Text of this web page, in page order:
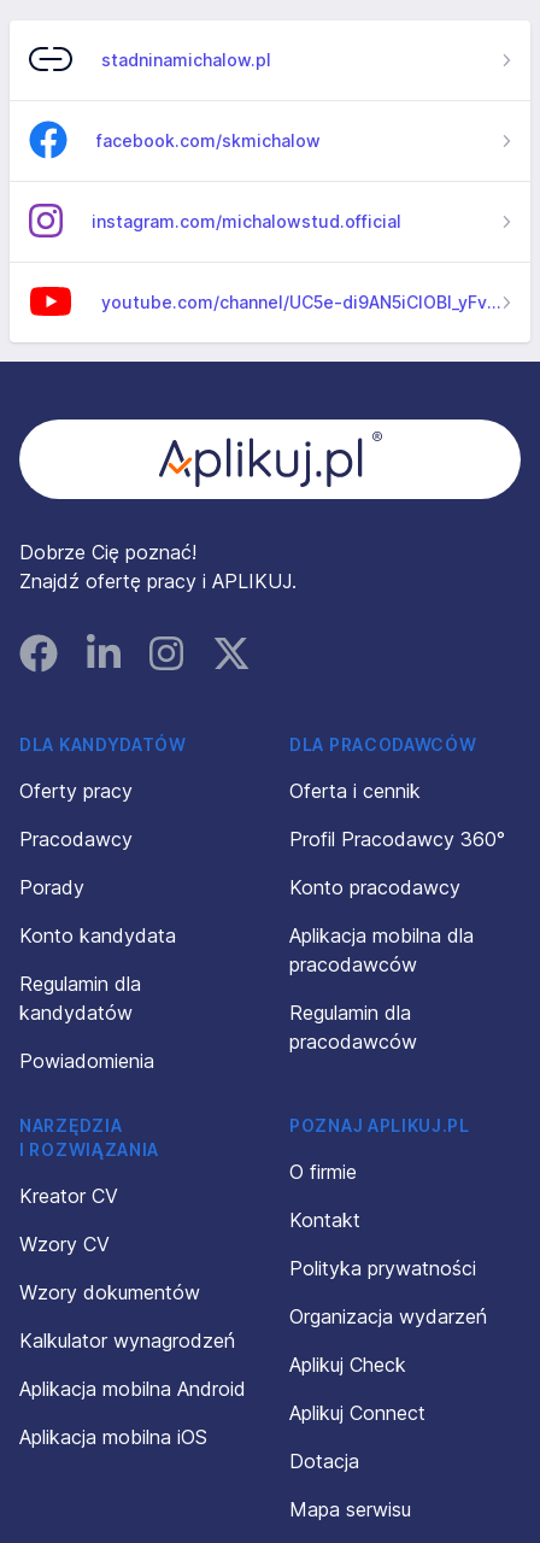
stadninamichalow.pl
facebook.com/skmichalow
instagram.com/michalowstud.official
youtube.com/channel/UC5e-di9AN5iCIOBl_yFv8pQ
Dobrze Cię poznać!
Znajdź ofertę pracy i APLIKUJ.
FacebookLinked InInstagramInstagram
DLA KANDYDATÓW
Oferty pracy
Pracodawcy
Porady
Konto kandydata
Regulamin dla
kandydatów
Powiadomienia
DLA PRACODAWCÓW
Oferta i cennik
Profil Pracodawcy 360°
Konto pracodawcy
Aplikacja mobilna dla
pracodawców
Regulamin dla
pracodawców
NARZĘDZIA
I ROZWIĄZANIA
Kreator CV
Wzory CV
Wzory dokumentów
Kalkulator wynagrodzeń
Aplikacja mobilna Android
Aplikacja mobilna iOS
POZNAJ APLIKUJ.PL
O firmie
Kontakt
Polityka prywatności
Organizacja wydarzeń
Aplikuj Check
Aplikuj Connect
Dotacja
Mapa serwisu